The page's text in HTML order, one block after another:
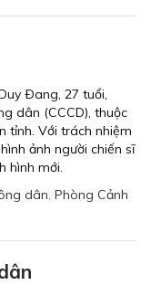
Ðang, 27 tuổi,
dân (CCCD), thuộc
tỉnh. Với trách nhiệm
ảnh người chiến sĩ
hình mới.
dân, Phòng Cảnh